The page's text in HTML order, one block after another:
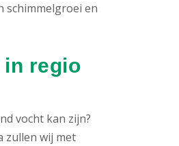
schimmelgroei en
in regio
vocht kan zijn?
zullen wij met